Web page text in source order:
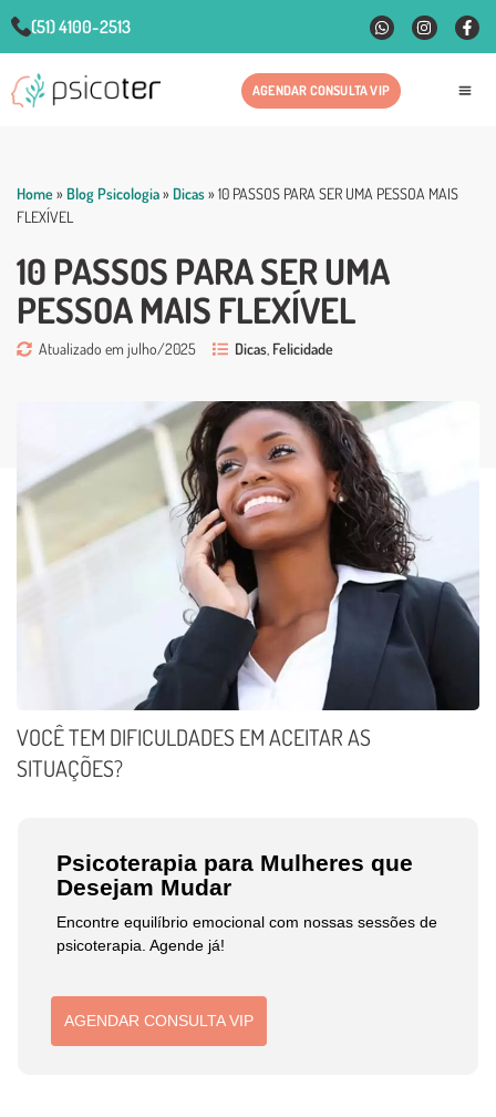
(51) 4100-2513
AGENDAR CONSULTA VIP
Home» Blog Psicologia» Dicas» 10 PASSOS PARA SER UMA PESSOA MAIS
FLEXÍVEL
10 PASSOS PARA SER UMA
PESSOA MAIS FLEXÍVEL
Atualizado em julho/2025 Dicas Felicidade
VOCÊ TEM DIFICULDADES EM ACEITAR AS
SITUAÇÕES?
Psicoterapia para Mulheres que
Desejam Mudar
Encontre equilíbrio emocional com nossas sessões de
psicoterapia. Agende já!
AGENDAR CONSULTA VIP